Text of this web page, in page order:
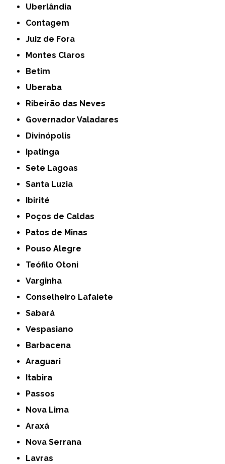
Uberlândia
Contagem
Juiz de Fora
Montes Claros
Betim
Uberaba
Ribeirão das Neves
Governador Valadares
Divinópolis
Ipatinga
Sete Lagoas
Santa Luzia
Ibirité
Poços de Caldas
Patos de Minas
Pouso Alegre
Teófilo Otoni
Varginha
Conselheiro Lafaiete
Sabará
Vespasiano
Barbacena
Araguari
Itabira
Passos
Nova Lima
Araxá
Nova Serrana
Lavras